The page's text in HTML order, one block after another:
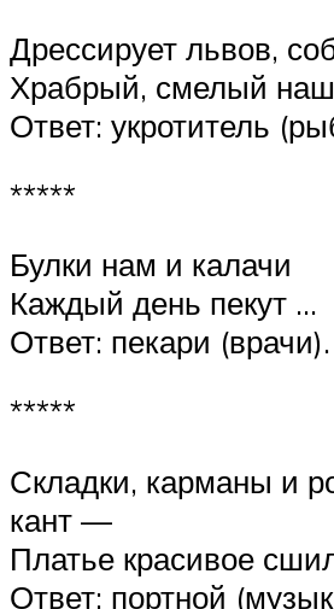
Дрессирует львов,
Храбрый, смелый
Ответ: укротитель
*****
Булки нам и калачи
Каждый день пекут …
Ответ: пекари (врачи).
*****
Складки, карманы и
кант —
Платье красивое
Ответ: портной